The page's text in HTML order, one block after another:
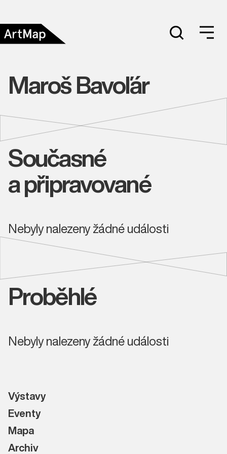
Maroš Bavoľár
Současné
a připravované
Nebyly nalezeny žádné události
Proběhlé
Nebyly nalezeny žádné události
Výstavy
Eventy
Mapa
Archiv